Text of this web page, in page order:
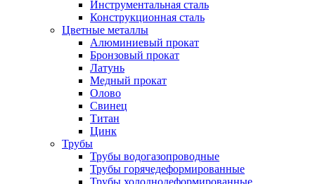
Инструментальная сталь
Конструкционная сталь
Цветные металлы
Алюминиевый прокат
Бронзовый прокат
Латунь
Медный прокат
Олово
Свинец
Титан
Цинк
Трубы
Трубы водогазопроводные
Трубы горячедеформированные
Трубы холоднодеформированные